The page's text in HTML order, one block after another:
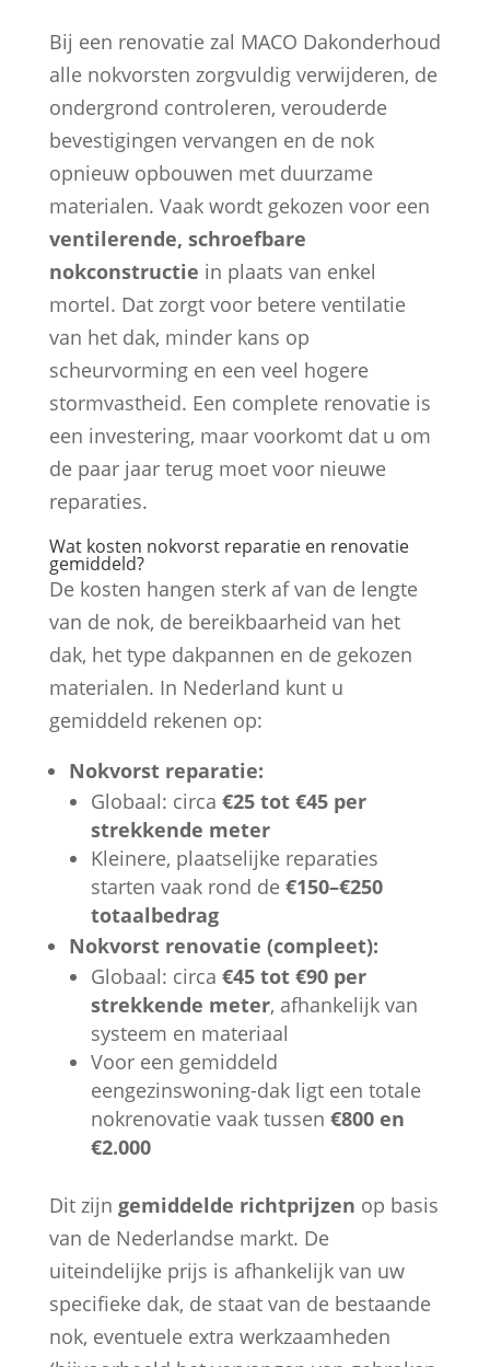
Bij een renovatie zal MACO Dakonderhoud
alle nokvorsten zorgvuldig verwijderen, de
ondergrond controleren, verouderde
bevestigingen vervangen en de nok
opnieuw opbouwen met duurzame
materialen. Vaak wordt gekozen voor een
ventilerende, schroefbare
nokconstructie in plaats van enkel
mortel. Dat zorgt voor betere ventilatie
van het dak, minder kans op
scheurvorming en een veel hogere
stormvastheid. Een complete renovatie is
een investering, maar voorkomt dat u om
de paar jaar terug moet voor nieuwe
reparaties.
Wat kosten nokvorst reparatie en renovatie
gemiddeld?
De kosten hangen sterk af van de lengte
van de nok, de bereikbaarheid van het
dak, het type dakpannen en de gekozen
materialen. In Nederland kunt u
gemiddeld rekenen op:
Nokvorst reparatie:
Globaal: circa €25 tot €45 per
strekkende meter
Kleinere, plaatselijke reparaties
starten vaak rond de €150–€250
totaalbedrag
Nokvorst renovatie (compleet):
Globaal: circa €45 tot €90 per
strekkende meter, afhankelijk van
systeem en materiaal
Voor een gemiddeld
eengezinswoning-dak ligt een totale
nokrenovatie vaak tussen €800 en
€2.000
Dit zijn gemiddelde richtprijzen op basis
van de Nederlandse markt. De
uiteindelijke prijs is afhankelijk van uw
specifieke dak, de staat van de bestaande
nok, eventuele extra werkzaamheden